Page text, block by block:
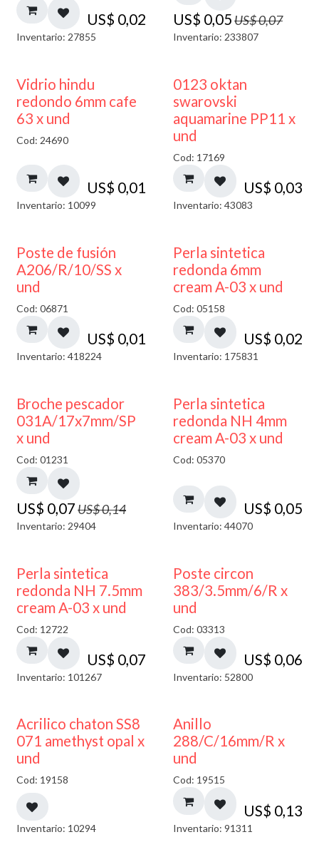
US$ 0,02
Inventario: 27855
US$ 0,05US$0,07
Inventario: 233807
40% DESCUENTO
Vidrio hindu
redondo 6mm cafe
63 x und
Cod: 24690
US$ 0,01
Inventario: 10099
0123 oktan
swarovski
aquamarine PP11 x
und
Cod: 17169
US$ 0,03
Inventario: 43083
Poste de fusión
A206/R/10/SS x
und
Cod: 06871
US$ 0,01
Inventario: 418224
Perla sintetica
redonda 6mm
cream A-03 x und
Cod: 05158
US$ 0,02
Inventario: 175831
50% DESCUENTO
Broche pescador
031A/17x7mm/SP
x und
Cod: 01231
US$ 0,07US$0,14
Inventario: 29404
Perla sintetica
redonda NH 4mm
cream A-03 x und
Cod: 05370
US$ 0,05
Inventario: 44070
Perla sintetica
redonda NH 7.5mm
cream A-03 x und
Cod: 12722
US$ 0,07
Inventario: 101267
Poste circon
383/3.5mm/6/R x
und
Cod: 03313
US$ 0,06
Inventario: 52800
50% DESCUENTO
Acrilico chaton SS8
071 amethyst opal x
und
Cod: 19158
Inventario: 10294
Anillo
288/C/16mm/R x
und
Cod: 19515
US$ 0,13
Inventario: 91311